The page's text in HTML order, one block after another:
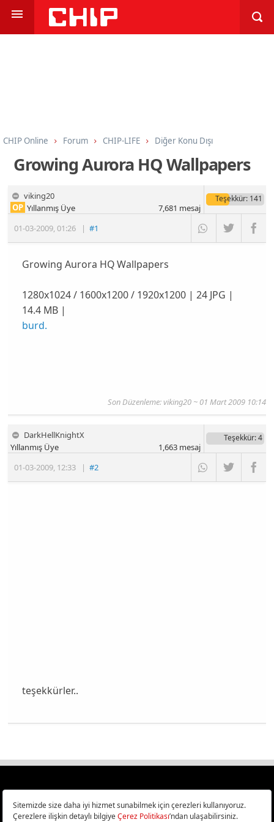
CHIP Online Forum CHIP-LIFE Diğer Konu Dışı
Growing Aurora HQ Wallpapers
viking20
01-03-2009,01:26 |#1
OP Yıllanmış Üye
Teşekkür: 141
7,681 mesaj
Growing Aurora HQ Wallpapers
1280x1024 / 1600x1200 / 1920x1200 | 24 JPG |
14.4 MB |
burd.
Son Düzenleme:viking20~ 01 Mart 2009 10:14
DarkHellKnightX
01-03-2009, 12:33 |#2
Yıllanmış Üye
Teşekkür: 4
1,663mesaj
teşekkürler..
Türkiye